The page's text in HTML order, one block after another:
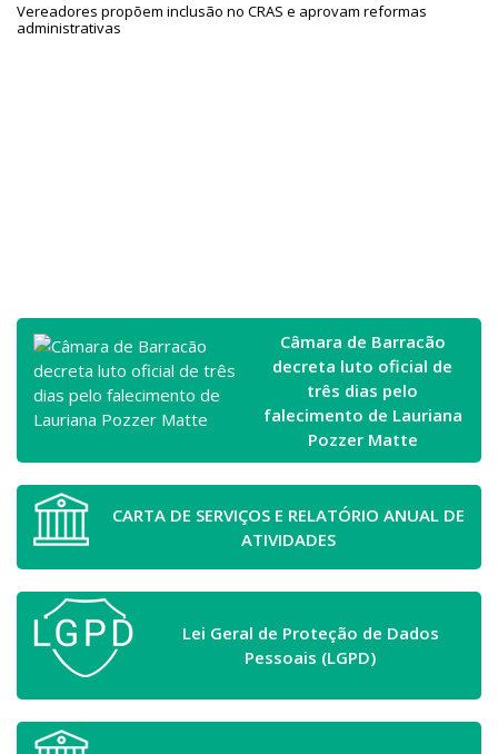
Vereadores propõem inclusão no CRAS e aprovam reformas
administrativas
Câmara de Barracão
decreta luto oficial de
três dias pelo
falecimento de Lauriana
Pozzer Matte
CARTA DE SERVIÇOS E RELATÓRIO ANUAL DE
ATIVIDADES
Lei Geral de Proteção de Dados
Pessoais (LGPD)